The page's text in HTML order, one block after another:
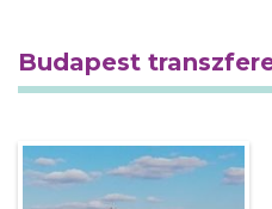
Budapest